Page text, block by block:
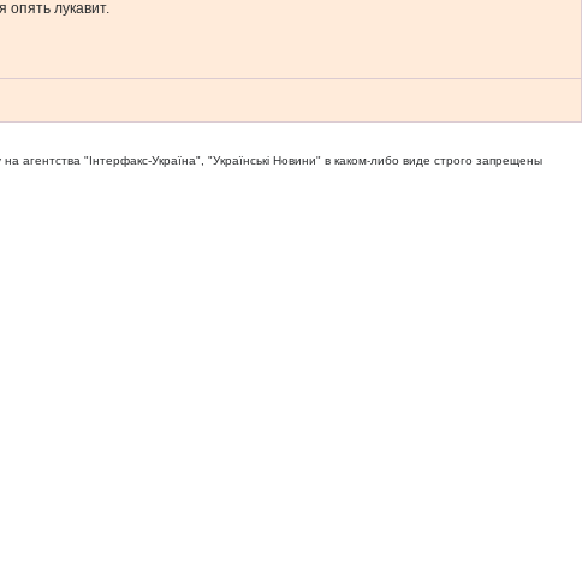
опять лукавит.
"Iнтерфакс-Україна", "Українськi Новини" в каком-либо виде строго запрещены